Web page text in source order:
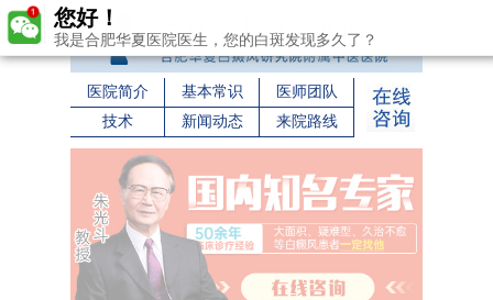
医院简介 基本常识
医师团队
技术
新闻动态 来院路线
您好！
我是合肥华夏医院医生，您的白斑发现多久了？